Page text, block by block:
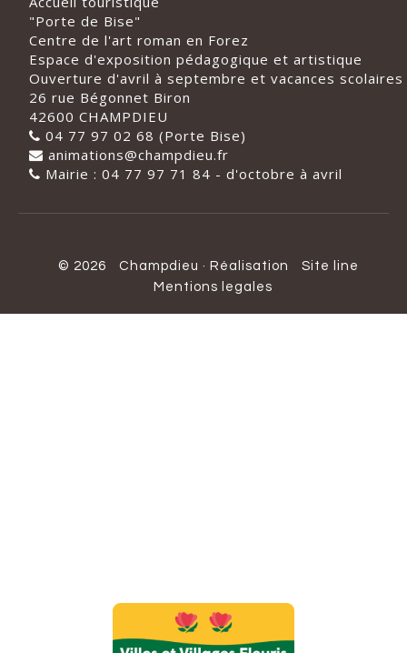
"Porte de Bise"
Centre de l'art roman en Forez
Espace d'exposition pédagogique et artistique
Ouverture d'avril à septembre et vacances scolaires
26 rue Bégonnet Biron
42600 CHAMPDIEU
04 77 97 02 68 (Porte Bise)
animations@champdieu.fr
Mairie : 04 77 97 71 84 - d'octobre à avril
© 2026 Champdieu · Réalisation
Site line
Mentions legales